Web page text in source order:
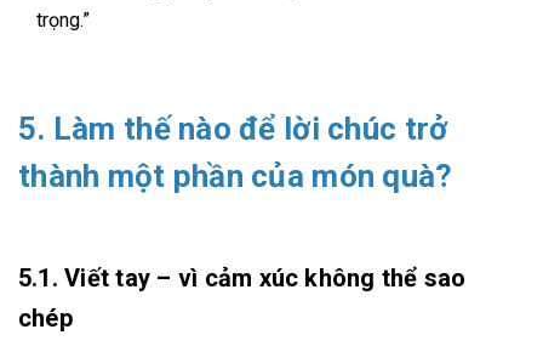
trọng.”
5. Làm thế nào để lời chúc trở
thành một phần của món quà?
5.1. Viết tay – vì cảm xúc không thể sao
chép